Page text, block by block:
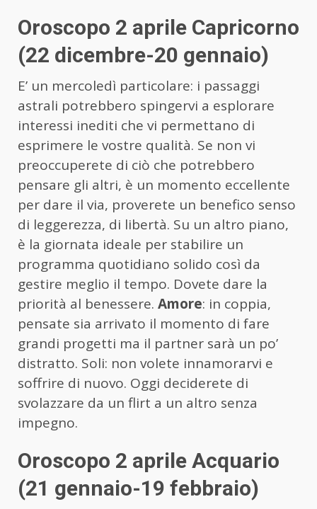
Oroscopo 2 aprile Capricorno
(22 dicembre-20 gennaio)
E’ un mercoledì particolare: i passaggi
astrali potrebbero spingervi a esplorare
interessi inediti che vi permettano di
esprimere le vostre qualità. Se non vi
preoccuperete di ciò che potrebbero
pensare gli altri, è un momento eccellente
per dare il via, proverete un benefico senso
di leggerezza, di libertà. Su un altro piano,
è la giornata ideale per stabilire un
programma quotidiano solido così da
gestire meglio il tempo. Dovete dare la
priorità al benessere. Amore: in coppia,
pensate sia arrivato il momento di fare
grandi progetti ma il partner sarà un po’
distratto. Soli: non volete innamorarvi e
soffrire di nuovo. Oggi deciderete di
svolazzare da un flirt a un altro senza
impegno.
Oroscopo 2 aprile Acquario
(21 gennaio-19 febbraio)